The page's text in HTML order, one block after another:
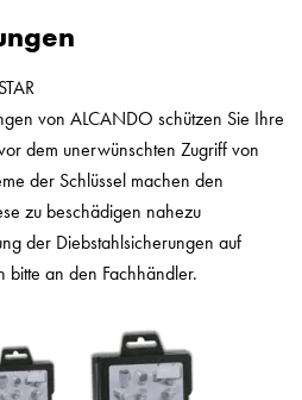
von ALCANDO schützen Sie Ihre
dem unerwünschten Zugriff von
der Schlüssel machen den
zu beschädigen nahezu
der Diebstahlsicherungen auf
bitte an den Fachhändler.